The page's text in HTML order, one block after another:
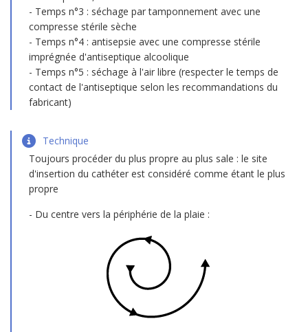
Temps n°3 : séchage par tamponnement avec une
compresse stérile sèche
Temps n°4 : antisepsie avec une compresse stérile
imprégnée d'antiseptique alcoolique
Temps n°5 : séchage à l'air libre (respecter le temps de
contact de l'antiseptique selon les recommandations du
fabricant)
Technique
Toujours procéder du plus propre au plus sale : le site
d'insertion du cathéter est considéré comme étant le plus
propre
Du centre vers la périphérie de la plaie :